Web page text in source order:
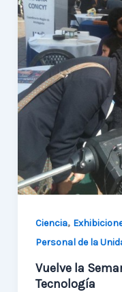
para
capacitaciones
de
Astroingeniería
Ciencia,
Personal de la
Vuelve la
Tecnología